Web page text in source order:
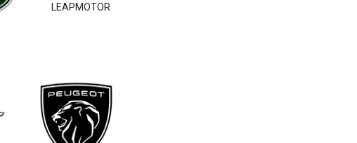
LEAPMOTOR